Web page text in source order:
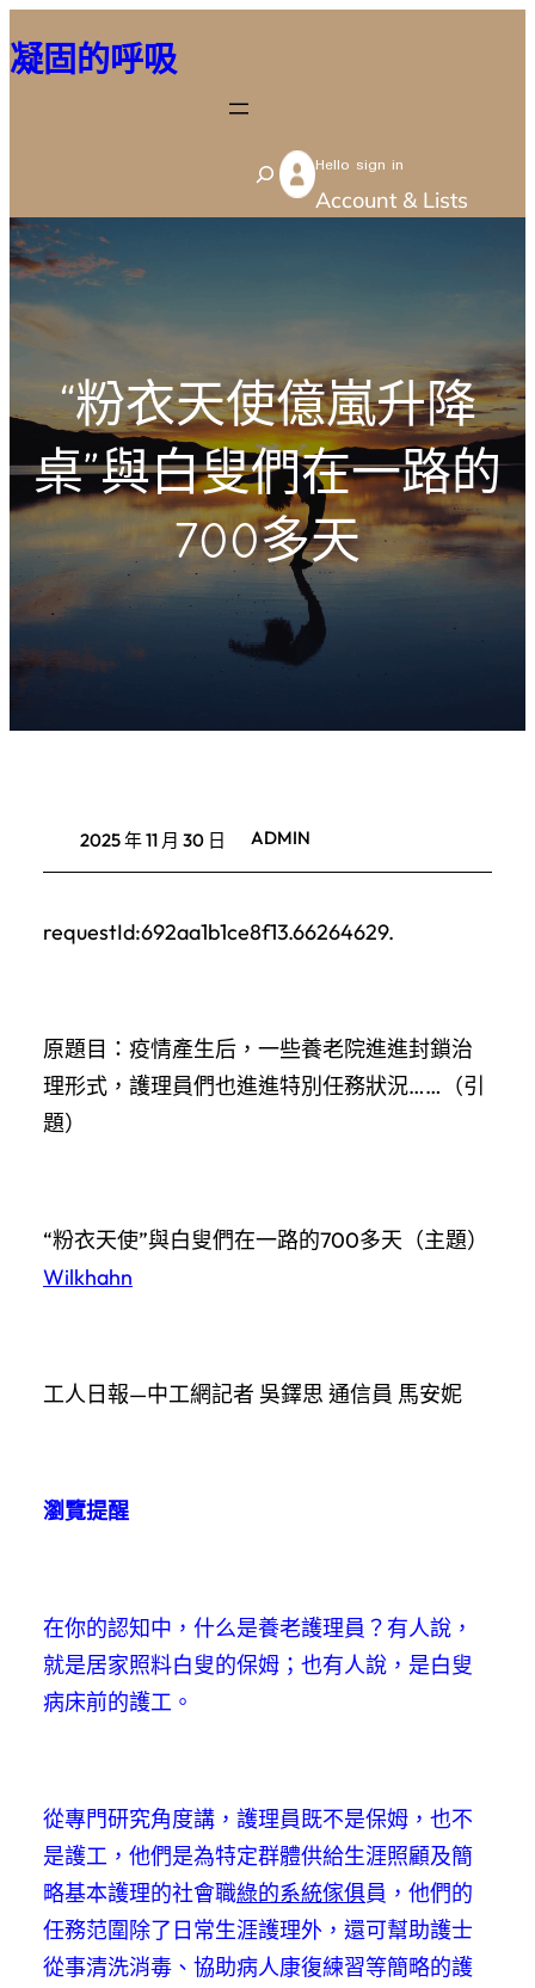
至
容
凝固的呼吸
S
e
Hello sign in
Account & Lists
“粉衣天使億嵐升降
桌”與白叟們在一路的
700多天
2025 年 11 月 30 日 ADMIN
requestId:692aa1b1ce8f13.66264629.
原題目：疫情產生后，一些養老院進進封鎖治
理形式，護理員們也進進特別任務狀況……（引
題）
“粉衣天使”與白叟們在一路的700多天（主題）
Wilkhahn
工人日報—中工網記者 吳鐸思 通信員 馬安妮
瀏覽提醒
在你的認知中，什么是養老護理員？有人說，
就是居家照料白叟的保姆；也有人說，是白叟
病床前的護工。
從專門研究角度講，護理員既不是保姆，也不
是護工，他們是為特定群體供給生涯照顧及簡
略基本護理的社會職綠的系統傢俱員，他們的
任務范圍除了日常生涯護理外，還可幫助護士
從事清洗消毒、協助病人康復練習等簡略的護